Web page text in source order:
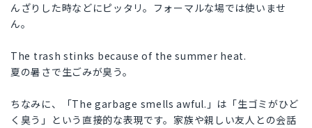
んざりした時などにピッタリ。フォーマルな場では使いませ
ん。
The trash stinks because of the summer heat.
夏の暑さで生ごみが臭う。
ちなみに、「The garbage smells awful.」は「生ゴミがひど
く臭う」という直接的な表現です。家族や親しい友人との会話